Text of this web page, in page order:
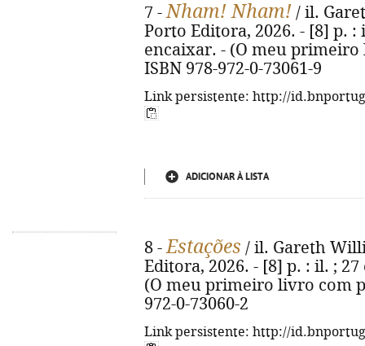
7 -Nham! Nham! / il.
Porto Editora, 2026. - [8] p. :
encaixar. - (O meu primeiro
ISBN 978-972-0-73061-9
Link persistente: http://
ADICIONAR À LISTA
8 -Estações / il. Gareth
Editora, 2026. - [8] p. : il. ;
(O meu primeiro livro com
972-0-73060-2
Link persistente: http://